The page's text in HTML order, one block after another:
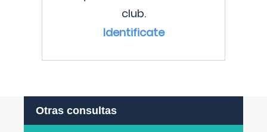
club.
Identificate
Otras consultas